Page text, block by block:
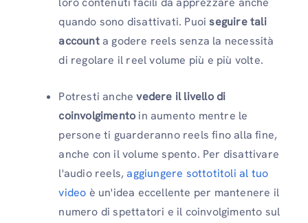
quando sono disattivati. Puoiseguire tali
accounta godere reels senza la necessità
di regolare il reel volume più e più volte.
Potresti anchevedere il livello di
coinvolgimento in aumento mentre le
persone ti guarderanno reels fino alla fine,
anche con il volume spento. Per disattivare
l'audio reels,aggiungere sottotitoli al tuo
video è un'idea eccellente per mantenere il
numero di spettatori e il coinvolgimento sul